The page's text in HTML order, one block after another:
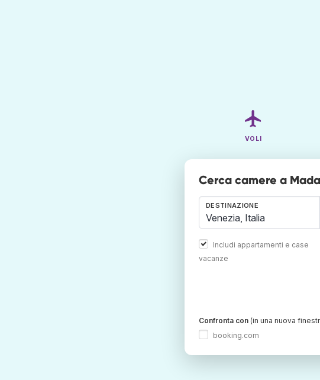
VOLI
Cerca camere a
DESTINAZIONE
Includi appartamenti e case
vacanze
Confronta con (in una nuova
booking.com